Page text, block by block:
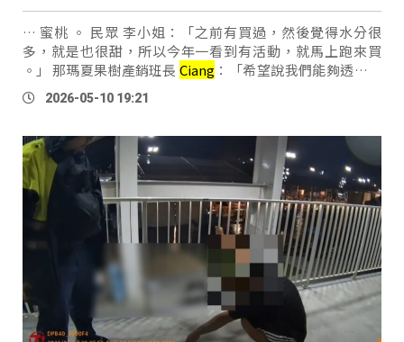
… 蜜桃 。 民眾 李小姐：「之前有買過，然後覺得水分很
多，就是也很甜，所以今年一看到有活動，就馬上跑來買
。」 那瑪夏果樹產銷班長 Ciang ：「希望說我們能夠透過這
個活動，讓我們那瑪夏的桃農，能夠更發揚光大，讓每一個
種植水蜜桃的農民，都能夠更用心，在我 …
2026-05-10 19:21